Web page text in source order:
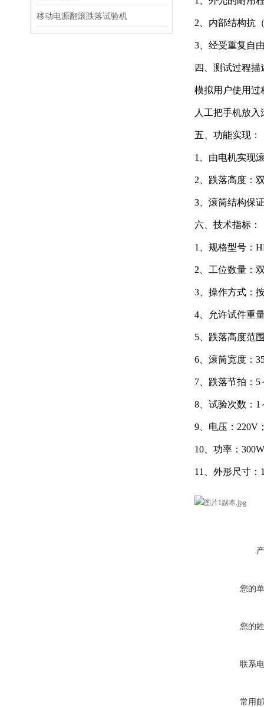
移动电源翻滚跌落试验机
2、内部结构抗
3、经受重复自
四、测试过程描
模拟用户使用过
人工把手机放
五、功能实现：
1、由电机实现
2、跌落高度：
3、滚筒结构保
六、技术指标：
1、规格型号：
2、工位数量：
3、操作方式：
4、允许试件重
5、跌落高度范
6、滚筒宽度：
7、跌落节拍：5
8、试验次数：1
9、电压：220V
10、功率：
11、外形尺寸：
您的
您的
联系
常用